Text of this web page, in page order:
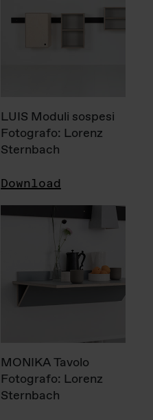
LUIS Moduli sospesi
Fotografo: Lorenz
Sternbach
Download
MONIKA Tavolo
Fotografo: Lorenz
Sternbach